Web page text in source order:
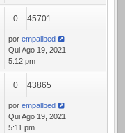
0 45701
por empallbed
Qui Ago 19, 2021
5:12 pm
0 43865
por empallbed
Qui Ago 19, 2021
5:11 pm